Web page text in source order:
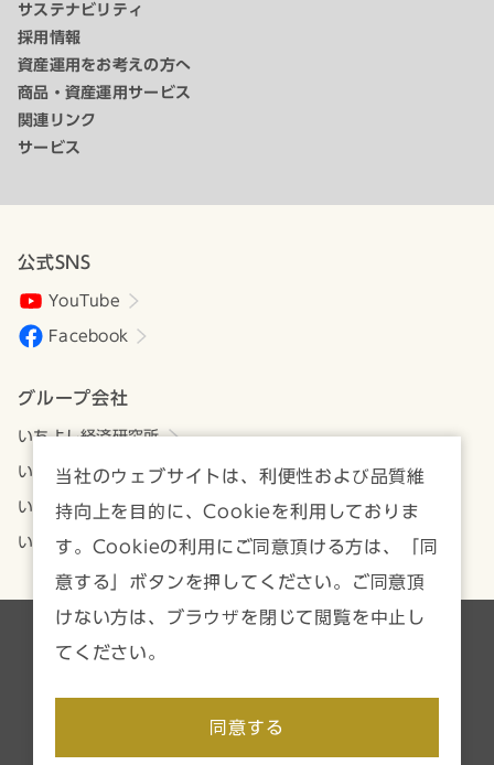
サステナビリティ
採用情報
資産運用をお考えの方へ
商品・資産運用サービス
関連リンク
サービス
公式SNS
YouTube
Facebook
グループ会社
いちよし経済研究所
いちよしアセットマネジメント
いちよしビジネスサービス
いちよしIFA
当社のウェブサイトは、利便性および品質維
持向上を目的に、Cookieを利用しておりま
す。Cookieの利用にご同意頂ける方は、「同
意する」ボタンを押してください。ご同意頂
けない方は、ブラウザを閉じて閲覧を中止し
てください。
同意する